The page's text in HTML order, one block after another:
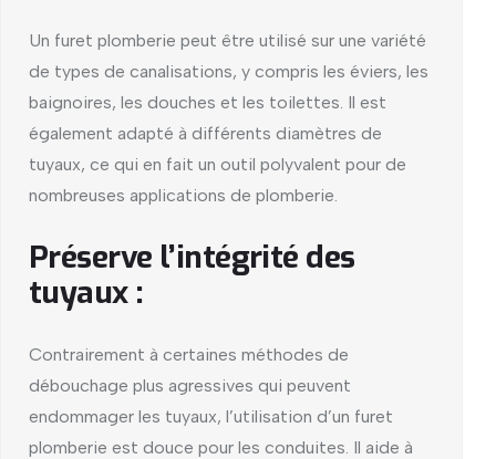
Un furet plomberie peut être utilisé sur une variété
de types de canalisations, y compris les éviers, les
baignoires, les douches et les toilettes. Il est
également adapté à différents diamètres de
tuyaux, ce qui en fait un outil polyvalent pour de
nombreuses applications de plomberie.
Préserve l’intégrité des
tuyaux :
Contrairement à certaines méthodes de
débouchage plus agressives qui peuvent
endommager les tuyaux, l’utilisation d’un furet
plomberie est douce pour les conduites. Il aide à